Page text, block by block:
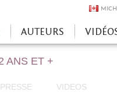
AUTEURS
ANS ET +
PRESSE VIDEOS